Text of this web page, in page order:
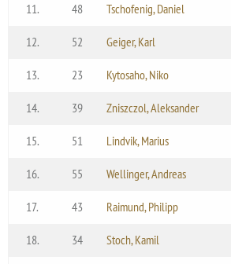
11. 48 Tschofenig, Daniel
12. 52 Geiger, Karl
13. 23 Kytosaho, Niko
14. 39 Zniszczol, Aleksander
15. 51 Lindvik, Marius
16. 55 Wellinger, Andreas
17. 43 Raimund, Philipp
18. 34 Stoch, Kamil